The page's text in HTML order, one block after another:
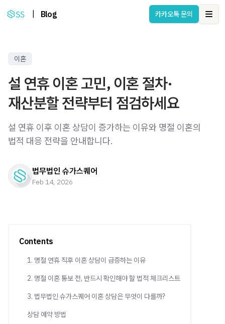
Blog 카카오톡 문의
이혼
설 연휴 이혼 고민, 이혼 절차·
재산분할 전략부터 점검하세요
설 연휴 이후 이혼 상담이 증가하는 이유와 명절 이혼의
법적 대응 전략을 안내합니다.
법무법인 슈가스퀘어
Feb 14, 2026
Contents
1. 명절 연휴 직후 이혼 상담이 급증하는 이유
2. 명절 이혼 통보 전, 반드시 확인해야 할 법적 체크리스트
3. 법무법인 슈가스퀘어 이혼 상담은 무엇이 다를까?
상담 예약 방법